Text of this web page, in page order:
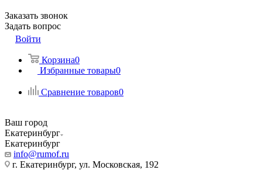
Заказать звонок
Задать вопрос
Войти
Корзина0
Избранные товары0
Сравнение товаров0
Ваш город
Екатеринбург
Екатеринбург
info@rumof.ru
г. Екатеринбург, ул. Московская, 192